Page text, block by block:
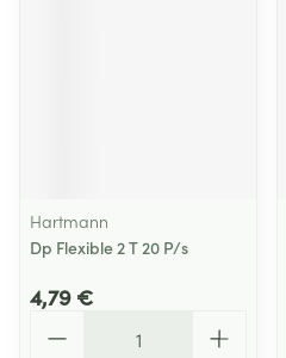
Hartmann
Dp Flexible 2 T 20 P/s
4,79 €